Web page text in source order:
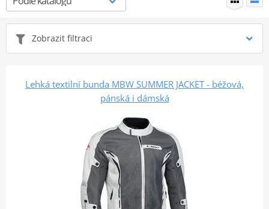
Zobrazit filtraci
Lehká textilní bunda MBW SUMMER JACKET - béžová,
pánská i dámská